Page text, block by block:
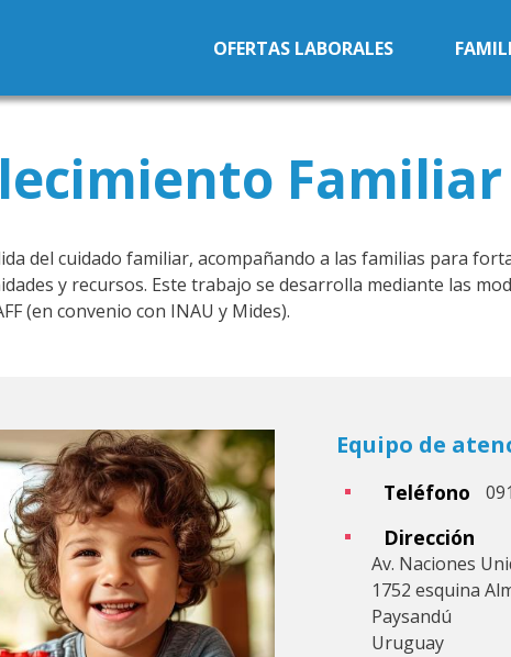
OFERTAS LABORALES
Familiar
del cuidado familiar, acompañando a las familias para
y recursos. Este trabajo se desarrolla mediante las
(en convenio con INAU y Mides).
Equipo de
Teléfono
Dirección
Av. Naciones
1752 esquina
Paysandú
Uruguay